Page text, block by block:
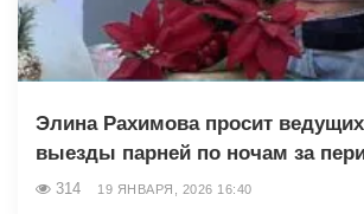
Элина Рахимова просит ведущих
выезды парней по ночам за
314 19 ЯНВАРЯ, 2026 16:40